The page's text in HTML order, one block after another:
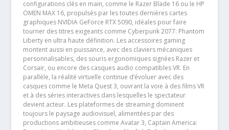
configurations clés en main, comme le Razer Blade 16 ou le HP
OMEN MAX 16, propulsés par les toutes dernières cartes
graphiques NVIDIA GeForce RTX 5090, idéales pour faire
tourner des titres exigeants comme Cyberpunk 2077: Phantom
Liberty en ultra haute définition. Les accessoires gaming
montent aussi en puissance, avec des claviers mécaniques
personnalisables, des souris ergonomiques signées Razer et
Corsair, ou encore des casques audio compatibles VR. En
parallèle, la réalité virtuelle continue d’évoluer avec des
casques comme le Meta Quest 3, ouvrant la voie à des films VR
et à des séries interactives dans lesquelles le spectateur
devient acteur. Les plateformes de streaming dominent
toujours le paysage audiovisuel, alimentées par des
productions ambitieuses comme Avatar 3, Captain America: